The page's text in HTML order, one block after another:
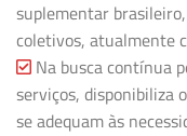
suplementar
coletivos, atualmente
Na busca contínua
serviços, disponibiliza
se adequam às